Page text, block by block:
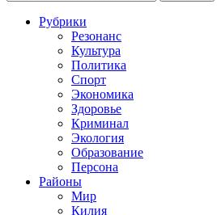
Рубрики
Резонанс
Культура
Политика
Спорт
Экономика
Здоровье
Криминал
Экология
Образование
Персона
Районы
Мир
Килия